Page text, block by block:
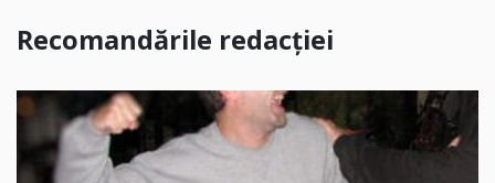
Recomandările redacției